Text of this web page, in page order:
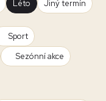
Léto Jiný termín
Sport
Sezónní akce